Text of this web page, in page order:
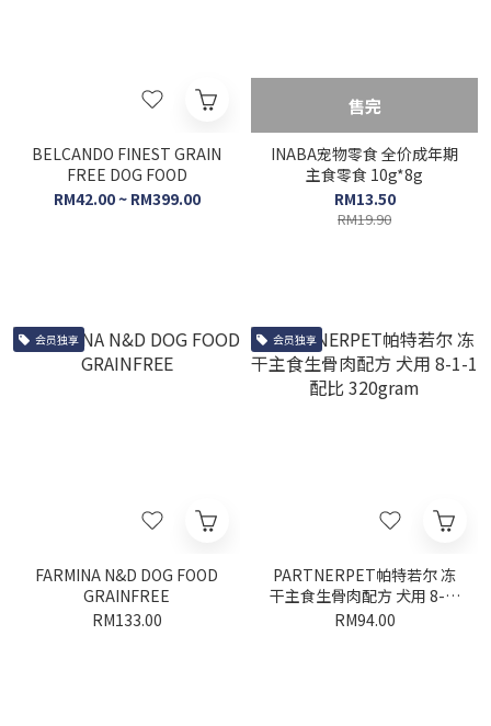
BELCANDO FINEST GRAIN
FREE DOG FOOD
RM42.00 ~ RM399.00
售完
INABA宠物零食 全价成年期
主食零食 10g*8g
RM13.50
RM19.90
会员独享
FARMINA N&D DOG FOOD
GRAINFREE
RM133.00
会员独享
PARTNERPET帕特若尔 冻
干主食生骨肉配方 犬用 8-1-
1配比 320gram
RM94.00